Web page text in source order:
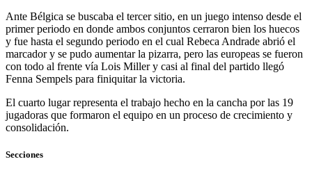
Ante Bélgica se buscaba el tercer sitio, en un juego intenso desde el
primer periodo en donde ambos conjuntos cerraron bien los huecos
y fue hasta el segundo periodo en el cual Rebeca Andrade abrió el
marcador y se pudo aumentar la pizarra, pero las europeas se fueron
con todo al frente vía Lois Miller y casi al final del partido llegó
Fenna Sempels para finiquitar la victoria.
El cuarto lugar representa el trabajo hecho en la cancha por las 19
jugadoras que formaron el equipo en un proceso de crecimiento y
consolidación.
Secciones